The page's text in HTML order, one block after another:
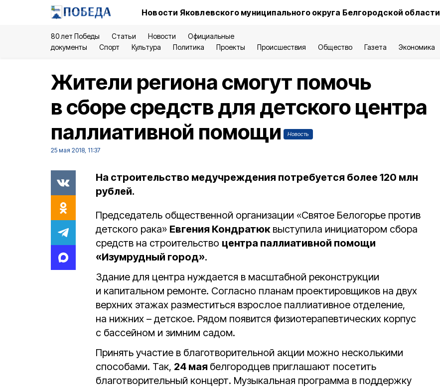
Новости Яковлевского муниципального округа Белгородской области
80 лет Победы Статьи Новости
Официальные
документы
Спорт Культура Политика Проекты Происшествия Общество Газета Экономика
Жители региона смогут помочь
в сборе средств для детского центра
паллиативной помощи
Новость
25 мая 2018, 11:37
На строительство медучреждения потребуется более 120 млн
рублей.
Председатель общественной организации «Святое Белогорье против
детского рака» Евгения Кондратюквыступила инициатором сбора
средств на строительство центра паллиативной помощи
«Изумрудный город».
Здание для центра нуждается в масштабной реконструкции
и капитальном ремонте. Согласно планам проектировщиков на двух
верхних этажах разместиться взрослое паллиативное отделение,
на нижних – детское. Рядом появится физиотерапевтических корпус
с бассейном и зимним садом.
Принять участие в благотворительной акции можно несколькими
способами. Так, 24 мая белгородцев приглашают посетить
благотворительный концерт. Музыкальная программа в поддержку